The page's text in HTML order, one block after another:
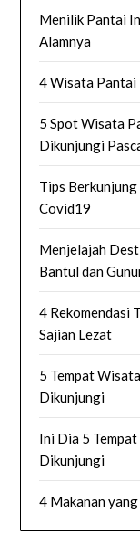
Menilik Pantai
Alamnya
4 Wisata Pantai
5 Spot Wisata
Dikunjungi
Tips Berkunjung
Covid19
Menjelajah
Bantul dan
4 Rekomendasi
Sajian Lezat
5 Tempat
Dikunjungi
Ini Dia 5
Dikunjungi
4 Makanan